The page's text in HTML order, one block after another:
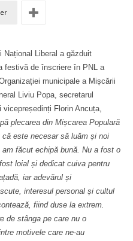
Național Liberal a găzduit
festivă de înscriere în PNL a
municipale a Mișcării
Liviu Popa, secretarul
Florin Ancuța,
plecarea din Mișcarea Populară
este necesar să luăm și noi
făcut echipă bună. Nu a fost o
loial și dedicat cuiva pentru
iar adevărul și
interesul personal și cultul
fiind duse la extrem.
de stânga pe care nu o
motivele care ne-au